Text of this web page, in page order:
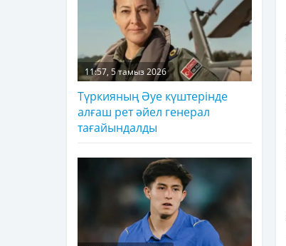
11:57, 5 тамыз 2026
Түркияның Әуе күштерінде
алғаш рет әйел генерал
тағайындалды